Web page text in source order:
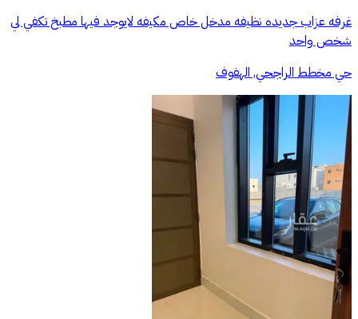
غرفه عزاب جديده نظيفه مدخل خاص مكيفه لايوجد فيها مطبخ تكفي لي
شخص واحد
حي مخطط الراجحي, الهفوف